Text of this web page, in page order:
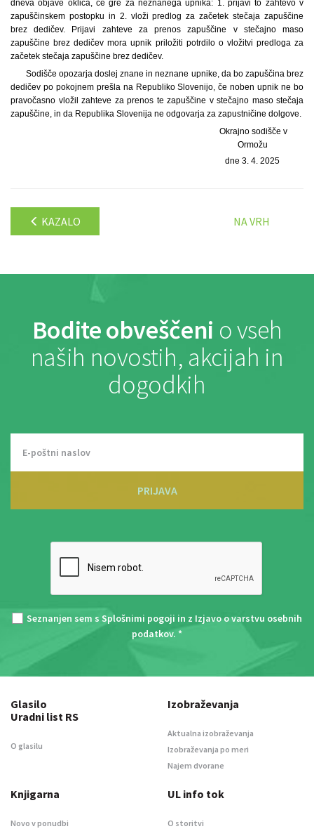
dneva objave oklica, če gre za neznanega upnika: 1. prijavi to zahtevo v
zapuščinskem postopku in 2. vloži predlog za začetek stečaja zapuščine
brez dedičev. Prijavi zahteve za prenos zapuščine v stečajno maso
zapuščine brez dedičev mora upnik priložiti potrdilo o vložitvi predloga za
začetek stečaja zapuščine brez dedičev.
Sodišče opozarja doslej znane in neznane upnike, da bo zapuščina brez
dedičev po pokojnem prešla na Republiko Slovenijo, če noben upnik ne bo
pravočasno vložil zahteve za prenos te zapuščine v stečajno maso stečaja
zapuščine, in da Republika Slovenija ne odgovarja za zapustničine dolgove.
Okrajno sodišče v
Ormožu
dne 3. 4. 2025
KAZALO NA VRH
Bodite obveščeni o vseh
naših novostih, akcijah in
dogodkih
PRIJAVA
Seznanjen sem s Splošnimi pogoji in z Izjavo o varstvu osebnih
podatkov. *
Glasilo
Uradni list RS
O glasilu
Izobraževanja
Aktualna izobraževanja
Izobraževanja po meri
Najem dvorane
Knjigarna
Novo v ponudbi
UL info tok
O storitvi